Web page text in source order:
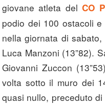
giovane atleta delCO
podio dei 100 ostacoli
nella giornata di
Luca Manzoni (13”82).
Giovanni Zuccon
volta sotto il muro dei
quasi nullo, preceduto